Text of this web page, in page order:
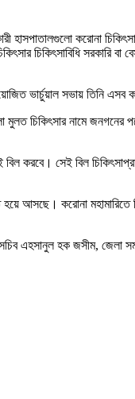
হাসপাতালগুলো করোনা
চিকিৎসাবিধি সরকারি
ভার্চুয়াল সভায় তিনি এসব
চিকিৎসার নামে
করবে। সেই বিল
আসছে। করোনা
এহসানুল হক জসীম,